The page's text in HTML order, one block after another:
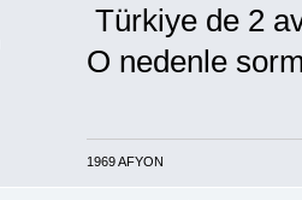
Türkiye de 2
O nedenle
1969 AFYON